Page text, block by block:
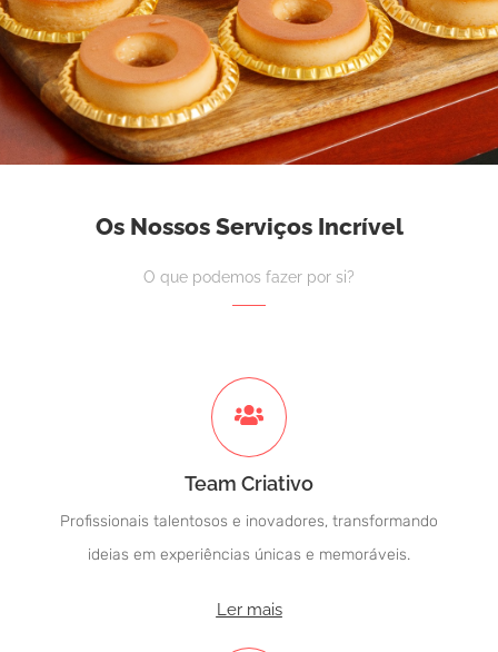
Os Nossos Serviços Incrível
O que podemos fazer por si?
Team Criativo
Profissionais talentosos e inovadores, transformando
ideias em experiências únicas e memoráveis.
Ler mais